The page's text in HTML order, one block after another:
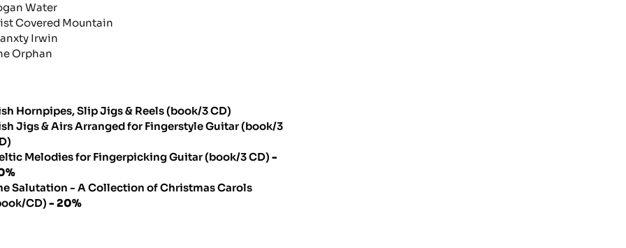
Water
Covered Mountain
Irwin
Orphan
Hornpipes, Slip Jigs & Reels (book/3 CD)
Jigs & Airs Arranged for Fingerstyle Guitar (book/3
Melodies for Fingerpicking Guitar (book/3 CD) -
Salutation - A Collection of Christmas Carols
CD) - 20%